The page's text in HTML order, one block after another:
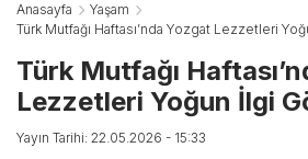
Anasayfa
Yaşam
Türk Mutfağı Haftası’nda Yozgat Lezzetleri
Türk Mutfağı
Lezzetleri Yoğun İlgi
Yayın Tarihi: 22.05.2026 - 15:33